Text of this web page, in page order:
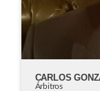
CARLOS
Árbitros